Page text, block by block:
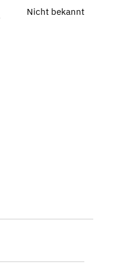
Nicht bekannt